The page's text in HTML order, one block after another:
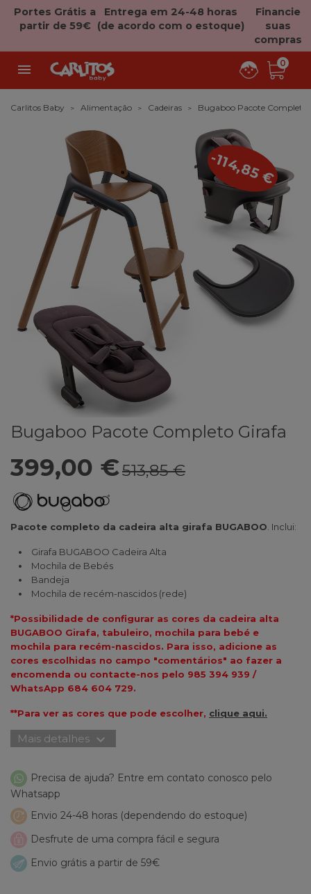
Portes Grátis a
partir de 59€
Entrega em 24-48 horas
(de acordo com o estoque)
Financie
suas
compras
 0
Carlitos Baby Alimentação Cadeiras Bugaboo Pacote Completo
-114,85 €
Bugaboo Pacote Completo Girafa
399,00 €513,85 €
Pacote completo da cadeira alta girafa BUGABOO . Inclui:
Girafa BUGABOO Cadeira Alta
Mochila de Bebés
Bandeja
Mochila de recém-nascidos (rede)
*Possibilidade de configurar as cores da cadeira alta
BUGABOO Girafa, tabuleiro, mochila para bebé e
mochila para recém-nascidos. Para isso, adicione as
cores escolhidas no campo "comentários" ao fazer a
encomenda ou contacte-nos pelo 985 394 939 /
WhatsApp 684 604 729.
**Para ver as cores que pode escolher, clique aqui.
Mais detalhes expand_more
Precisa de ajuda? Entre em contato conosco pelo
Whatsapp
Envio 24-48 horas (dependendo do estoque)
Desfrute de uma compra fácil e segura
Envio grátis a partir de 59€